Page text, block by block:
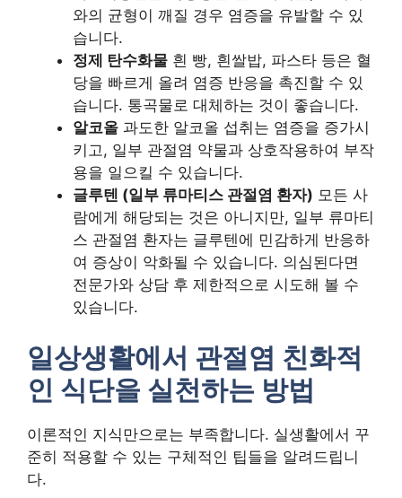
와의 균형이 깨질 경우 염증을 유발할 수 있
습니다.
정제 탄수화물 흰 빵, 흰쌀밥, 파스타 등은 혈
당을 빠르게 올려 염증 반응을 촉진할 수 있
습니다. 통곡물로 대체하는 것이 좋습니다.
알코올 과도한 알코올 섭취는 염증을 증가시
키고, 일부 관절염 약물과 상호작용하여 부작
용을 일으킬 수 있습니다.
글루텐 (일부 류마티스 관절염 환자) 모든 사
람에게 해당되는 것은 아니지만, 일부 류마티
스 관절염 환자는 글루텐에 민감하게 반응하
여 증상이 악화될 수 있습니다. 의심된다면
전문가와 상담 후 제한적으로 시도해 볼 수
있습니다.
일상생활에서 관절염 친화적
인 식단을 실천하는 방법
이론적인 지식만으로는 부족합니다. 실생활에서 꾸
준히 적용할 수 있는 구체적인 팁들을 알려드립니
다.